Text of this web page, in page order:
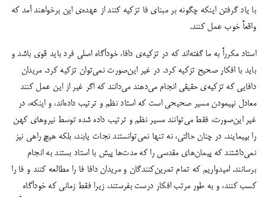
با یاد گرفتن اینکه چگونه بر مبنای فا تزکیه کنند از عهده‌ی این برخواهند آمد که
واقعاً خوب عمل کنند.
استاد مکرراً به ما گفته‌اند که در تزکیه‌ی دافا، خودآگاه اصلی فرد باید قوی باشد و
باید با افکار صحیح تزکیه کرد. در غیر این‌صورت نمی‌توان تزکیه کرد. مریدان
دافایی که تزکیه‌ی حقیقی انجام می‌دهند می‌دانند که اگر غیر از این عمل کنند
معادل نپیمودن مسیر صحیحی است که استاد نظم و ترتیب داده‌اند، و اینکه، در
غیر این‌صورت، فقط می‌توانند مسیر نظم و ترتیب داده شده توسط نیروهای کهن
را بپیمایند. در چنان حالتی، نه تنها نمی‌توانستند نجات یابند، بلکه هیچ راهی نیز
نمی‌داشتند که پیمان‌های مقدسی را که مدت‌ها پیش با استاد بستند به انجام
برسانند. امیدواریم که تمام تمرین‌‌‏کنندگان و مریدان دافا فا را مطالعه کنند و فا را
کسب کنند، و به طور مرتب افکار درست بفرستند، زیرا فقط زمانی که خودآگاه